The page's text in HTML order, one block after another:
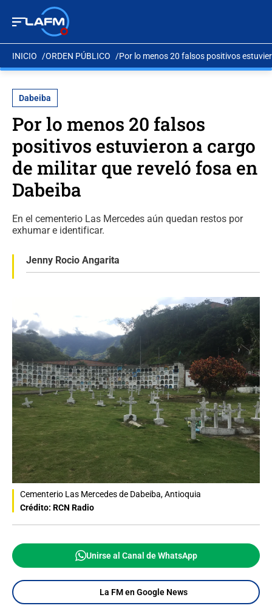
INICIO ORDEN PÚBLICO Por lo menos 20 falsos positivos
Dabeiba
Por lo menos 20 falsos
positivos estuvieron a cargo
de militar que reveló fosa en
Dabeiba
En el cementerio Las Mercedes aún quedan restos por
exhumar e identificar.
Jenny Rocio Angarita
Cementerio Las Mercedes de Dabeiba, Antioquia
Crédito: RCN Radio
Unirse al Canal de WhatsApp
La FM en Google News